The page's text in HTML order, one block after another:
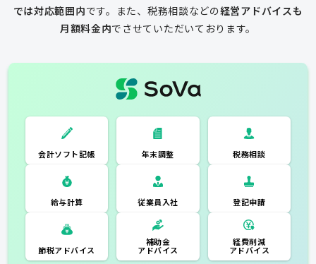
では対応範囲内です。 また、税務相談などの経営アドバイスも
月額料金内でさせていただいております。
一般的な税理士
会計ソフト記
帳 年末調整 税務相談
会計ソフト記帳
年末調整
税務相談
給与計算
従業員入社
登記申請
節税アドバイス
補助金
アドバイス
アドバイス